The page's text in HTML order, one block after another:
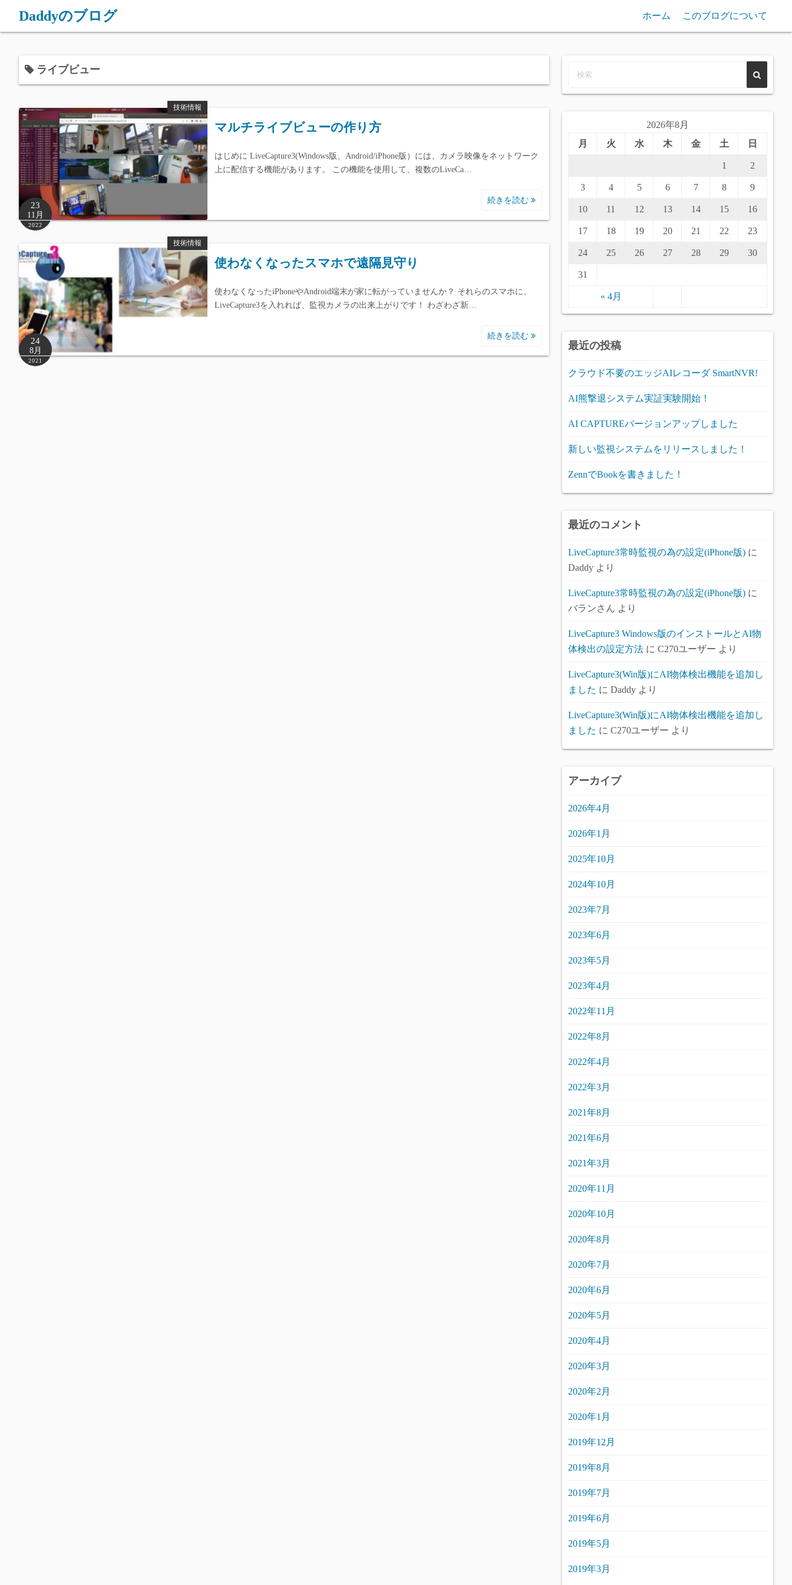
Daddyのブログ ホーム このブログについて
ライブビュー
技術情報
23
11月
2022
マルチライブビューの作り方
はじめに LiveCapture3(Windows版、Android/iPhone版）には、カメラ映像をネットワーク
上に配信する機能があります。 この機能を使用して、複数のLiveCa…
続きを読む
技術情報
24
8月
2021
使わなくなったスマホで遠隔見守り
使わなくなったiPhoneやAndroid端末が家に転がっていませんか？ それらのスマホに、
LiveCapture3を入れれば、監視カメラの出来上がりです！ わざわざ新…
続きを読む
2026年8月
月
火 水 木 金 土 日
« 4月
1 2
3 4 5 6 7 8 9
10 11 12 13 14 15 16
17 18 19 20 21 22 23
24 25 26 27 28 29 30
31
最近の投稿
クラウド不要のエッジAIレコーダ SmartNVR!
AI熊撃退システム実証実験開始！
AI CAPTUREバージョンアップしました
新しい監視システムをリリースしました！
ZennでBookを書きました！
最近のコメント
LiveCapture3常時監視の為の設定(iPhone版) に
Daddy より
LiveCapture3常時監視の為の設定(iPhone版) に
バランさん より
LiveCapture3 Windows版のインストールとAI物
体検出の設定方法 に C270ユーザー より
LiveCapture3(Win版)にAI物体検出機能を追加し
ました に Daddy より
LiveCapture3(Win版)にAI物体検出機能を追加し
ました に C270ユーザー より
アーカイブ
2026年4月
2026年1月
2025年10月
2024年10月
2023年7月
2023年6月
2023年5月
2023年4月
2022年11月
2022年8月
2022年4月
2022年3月
2021年8月
2021年6月
2021年3月
2020年11月
2020年10月
2020年8月
2020年7月
2020年6月
2020年5月
2020年4月
2020年3月
2020年2月
2020年1月
2019年12月
2019年8月
2019年7月
2019年6月
2019年5月
2019年3月